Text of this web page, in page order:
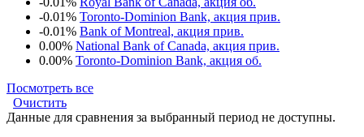
-0.01% Toronto-Dominion Bank, акция прив.
-0.01% Bank of Montreal, акция прив.
0.00% National Bank of Canada, акция прив.
0.00% Toronto-Dominion Bank, акция об.
Посмотреть все
Очистить
Данные для сравнения за выбранный период не доступны.